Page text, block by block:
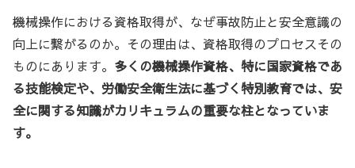
機械操作における資格取得が、なぜ事故防止と安全意識の
向上に繋がるのか。その理由は、資格取得のプロセスその
ものにあります。 多くの機械操作資格、特に国家資格であ
る技能検定や、労働安全衛生法に基づく特別教育では、安
全に関する知識がカリキュラムの重要な柱となっていま
す。